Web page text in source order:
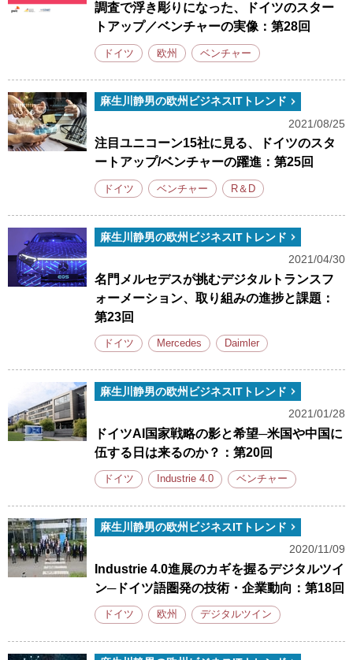
調査で浮き彫りになった、ドイツのスター
トアップ／ベンチャーの実像：第28回
ドイツ 欧州 ベンチャー
麻生川静男の欧州ビジネスITトレンド
2021/08/25
注目ユニコーン15社に見る、ドイツのスタ
ートアップ/ベンチャーの躍進：第25回
ドイツ ベンチャー R＆D
麻生川静男の欧州ビジネスITトレンド
2021/04/30
名門メルセデスが挑むデジタルトランスフ
ォーメーション、取り組みの進捗と課題：
第23回
ドイツ Mercedes Daimler
麻生川静男の欧州ビジネスITトレンド
2021/01/28
ドイツAI国家戦略の影と希望─米国や中国に
伍する日は来るのか？：第20回
ドイツ Industrie 4.0 ベンチャー
麻生川静男の欧州ビジネスITトレンド
2020/11/09
Industrie 4.0進展のカギを握るデジタルツイ
ン─ドイツ語圏発の技術・企業動向：第18回
ドイツ 欧州 デジタルツイン